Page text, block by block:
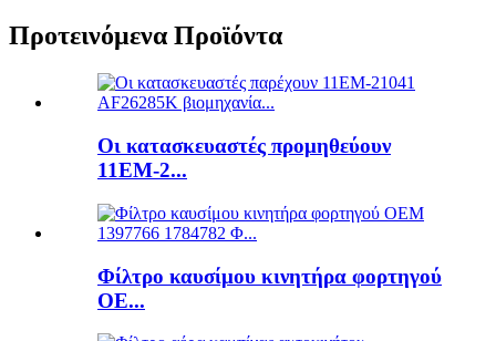
Προτεινόμενα Προϊόντα
Οι κατασκευαστές προμηθεύουν
11EM-2...
Φίλτρο καυσίμου κινητήρα φορτηγού
ΟΕ...